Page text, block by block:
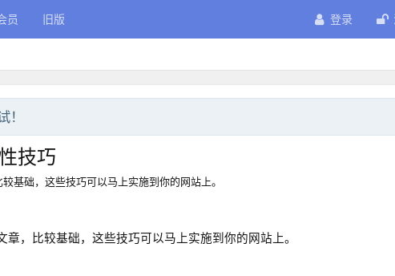
员 旧版 登录
技巧
基础，这些技巧可以马上实施到你的网站上。
，比较基础，这些技巧可以马上实施到你的网站上。